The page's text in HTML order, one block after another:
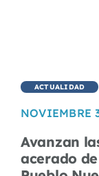
ACTUALIDAD
NOVIEMBRE
Avanzan
acerado